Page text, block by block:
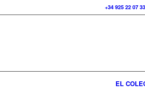
+34 925 22 07 33
EL